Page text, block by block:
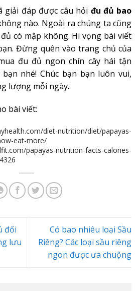
giải đáp được câu hỏi đu đủ bao
nào. Ngoài ra chúng ta cũng
có mập không. Hi vọng bài viết
Đừng quên vào trang chủ của
đu đủ ngon chín cây hái tận
nhé! Chúc bạn bạn luôn vui,
lượng mỗi ngày.
bài viết:
diet-nutrition/diet/papayas-
eat-more/
papayas-nutrition-facts-calories-
đối
lưu
Có bao nhiêu loại Sầu
Riêng? Các loại sầu riêng
ngon được ưa chuộng